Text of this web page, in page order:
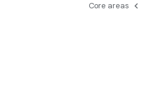
Core areas